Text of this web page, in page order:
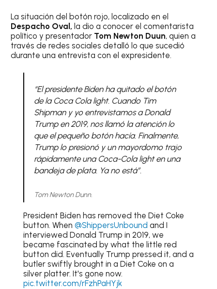
La situación del botón rojo, localizado en el
Despacho Oval, la dio a conocer el comentarista
político y presentador Tom Newton Duun, quien a
través de redes sociales detalló lo que sucedió
durante una entrevista con el expresidente.
“El presidente Biden ha quitado el botón
de la Coca Cola light. Cuando Tim
Shipman y yo entrevistamos a Donald
Trump en 2019, nos llamó la atención lo
que el pequeño botón hacía. Finalmente,
Trump lo presionó y un mayordomo trajo
rápidamente una Coca-Cola light en una
bandeja de plata. Ya no está”.
Tom Newton Dunn.
President Biden has removed the Diet Coke
button. When @ShippersUnbound and I
interviewed Donald Trump in 2019, we
became fascinated by what the little red
button did. Eventually Trump pressed it, and a
butler swiftly brought in a Diet Coke on a
silver platter. It's gone now.
pic.twitter.com/rFzhPaHYjk